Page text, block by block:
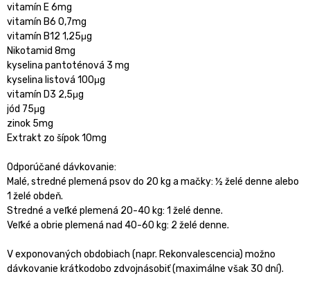
vitamín E 6mg
vitamín B6 0,7mg
vitamín B12 1,25μg
Nikotamid 8mg
kyselina pantoténová 3 mg
kyselina listová 100μg
vitamín D3 2,5μg
jód 75μg
zinok 5mg
Extrakt zo šípok 10mg
Odporúčané dávkovanie:
Malé, stredné plemená psov do 20 kg a mačky: ½ želé denne alebo
1 želé obdeň.
Stredné a veľké plemená 20-40 kg: 1 želé denne.
Veľké a obrie plemená nad 40-60 kg: 2 želé denne.
V exponovaných obdobiach (napr. Rekonvalescencia) možno
dávkovanie krátkodobo zdvojnásobiť (maximálne však 30 dní).